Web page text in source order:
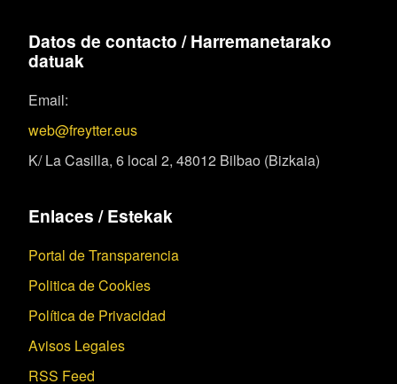
Datos de contacto / Harremanetarako
datuak
Email:
web@freytter.eus
K/ La Casilla, 6 local 2, 48012 Bilbao (Bizkaia)
Enlaces / Estekak
Portal de Transparencia
Politica de Cookies
Política de Privacidad
Avisos Legales
RSS Feed